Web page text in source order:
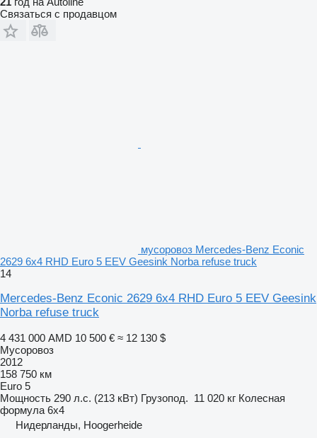
Связаться с продавцом
мусоровоз Mercedes-Benz Econic
2629 6x4 RHD Euro 5 EEV Geesink Norba refuse truck
14
Mercedes-Benz Econic 2629 6x4 RHD Euro 5 EEV Geesink
Norba refuse truck
4 431 000 AMD 10 500 € ≈ 12 130 $
Мусоровоз
2012
158 750 км
Euro 5
Мощность 290 л.с. (213 кВт) Грузопод. 11 020 кг Колесная
формула 6x4
Нидерланды, Hoogerheide